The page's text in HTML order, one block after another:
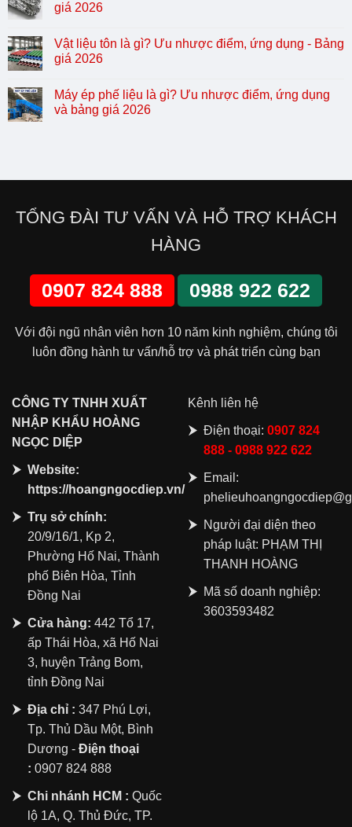
giá 2026
Vật liệu tôn là gì? Ưu nhược điểm, ứng dụng - Bảng
giá 2026
Máy ép phế liệu là gì? Ưu nhược điểm, ứng dụng
và bảng giá 2026
TỔNG ĐÀI TƯ VẤN VÀ HỖ TRỢ KHÁCH
HÀNG
0907 824 888 0988 922 622
Với đội ngũ nhân viên hơn 10 năm kinh nghiệm, chúng tôi
luôn đồng hành tư vấn/hỗ trợ và phát triển cùng bạn
CÔNG TY TNHH XUẤT
NHẬP KHẨU HOÀNG
NGỌC DIỆP
Website:
https://hoangngocdiep.vn/
Trụ sở chính:
20/9/16/1, Kp 2,
Phường Hố Nai, Thành
phố Biên Hòa, Tỉnh
Đồng Nai
Cửa hàng: 442 Tổ 17,
ấp Thái Hòa, xã Hố Nai
3, huyện Trảng Bom,
tỉnh Đồng Nai
Địa chỉ : 347 Phú Lợi,
Tp. Thủ Dầu Một, Bình
Dương - Điện thoại
: 0907 824 888
Chi nhánh HCM : Quốc
lộ 1A, Q. Thủ Đức, TP.
Kênh liên hệ
Điện thoại: 0907 824
888 - 0988 922 622
Email:
Người đại diện theo
pháp luật: PHẠM THỊ
THANH HOÀNG
Mã số doanh nghiệp:
3603593482